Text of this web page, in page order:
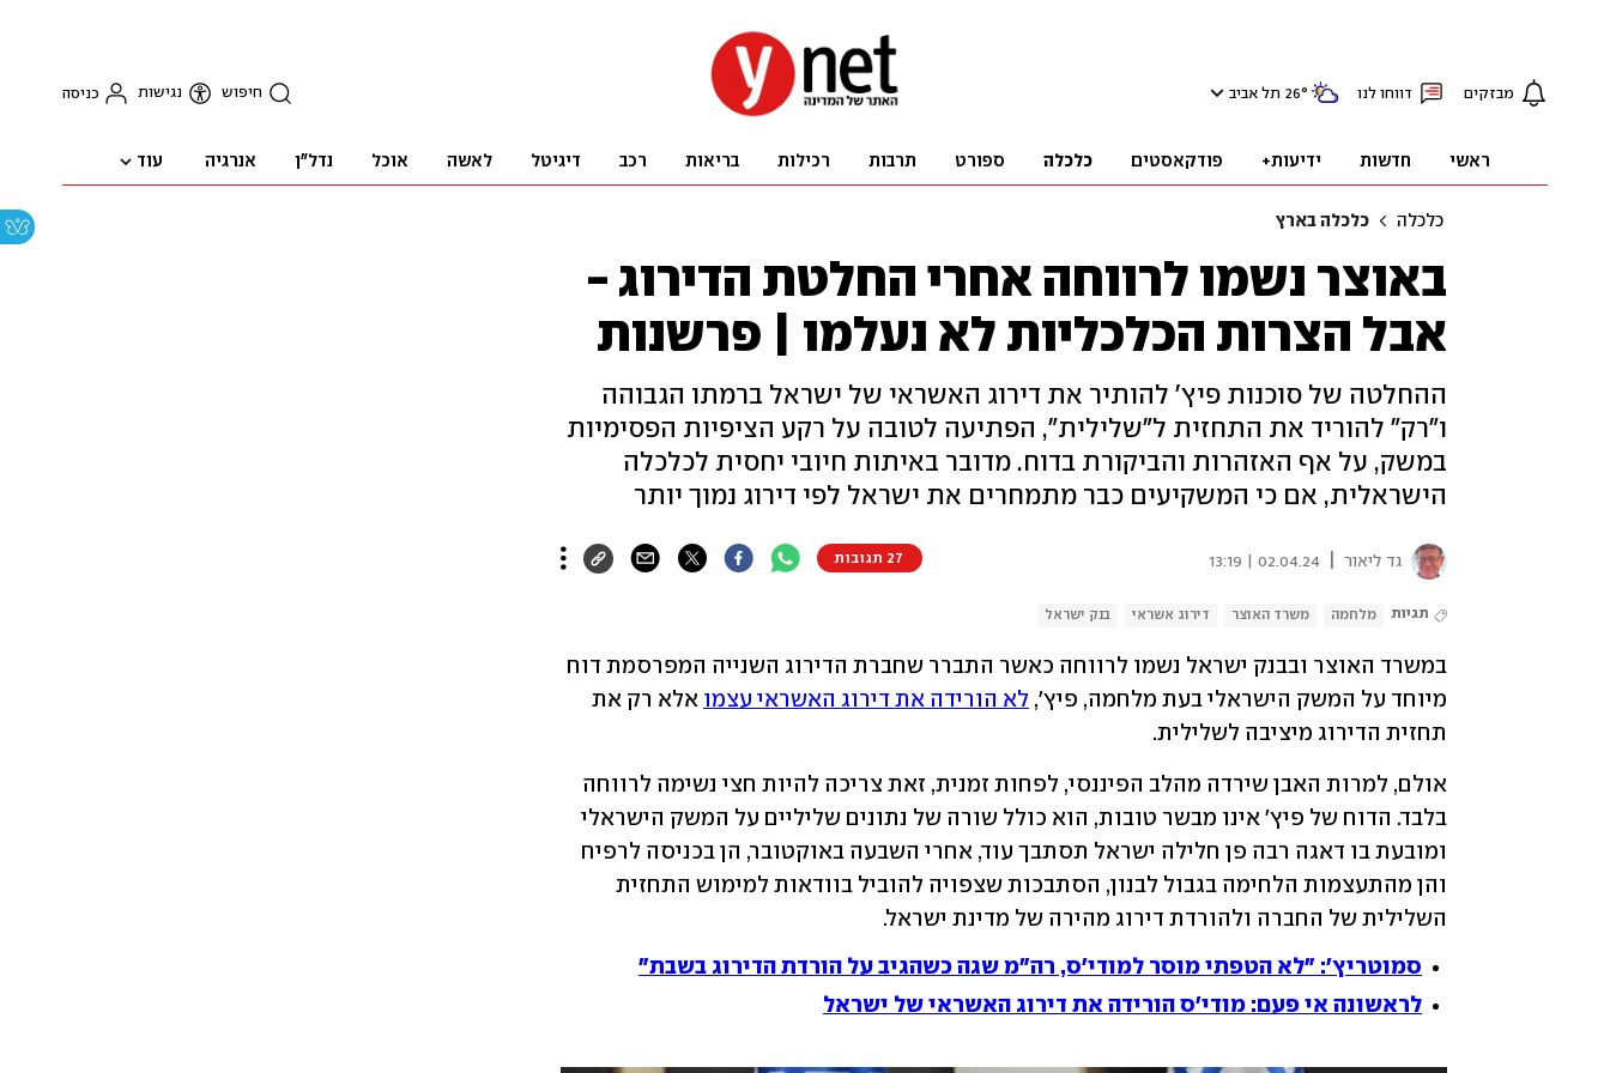
מבזקים דווחו לנו 26° תל אביב חיפוש נגישות כניסה
ראשי חדשות ידיעות+ פודקאסטים כלכלה ספורט תרבות רכילות בריאות רכב דיגיטל לאשה אוכל נדל"ן אנרגיה עוד
כלכלה כלכלה בארץ
באוצר נשמו לרווחה אחרי החלטת הדירוג -
אבל הצרות הכלכליות לא נעלמו | פרשנות
ההחלטה של סוכנות פיץ' להותיר את דירוג האשראי של ישראל ברמתו הגבוהה
ו"רק" להוריד את התחזית ל"שלילית", הפתיעה לטובה על רקע הציפיות הפסימיות
במשק, על אף האזהרות והביקורת בדוח. מדובר באיתות חיובי יחסית לכלכלה
הישראלית, אם כי המשקיעים כבר מתמחרים את ישראל לפי דירוג נמוך יותר
גד ליאור 02.04.24 | 13:19 27 תגובות
תגיות מלחמה משרד האוצר דירוג אשראי בנק ישראל
מיוחד על המשק הישראלי בעת מלחמה, פיץ', לא הורידה את דירוג האשראי עצמו
תחזית הדירוג מיציבה לשלילית.
השלילית של החברה ולהורדת דירוג מהירה של מדינת ישראל.
סמוטריץ': "לא הטפתי מוסר למודי'ס, רה"מ שגה כשהגיב על הורדת הדירוג בשבת"
לראשונה אי פעם: מודי'ס הורידה את דירוג האשראי של ישראל